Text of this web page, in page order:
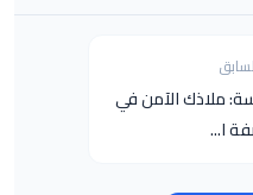
ملاذك الآمن في
ا...